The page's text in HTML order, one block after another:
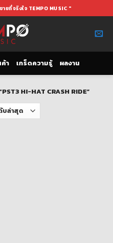
ยที่จริงใจ TEMPO MUSIC "
า เกร็ดความรู้ ผลงาน
HI-HAT CRASH RIDE”